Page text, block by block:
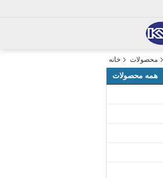
خانه محصولات
همه محصولات